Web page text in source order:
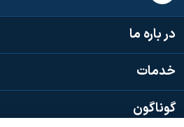
در باره ما
خدمات
گوناگون